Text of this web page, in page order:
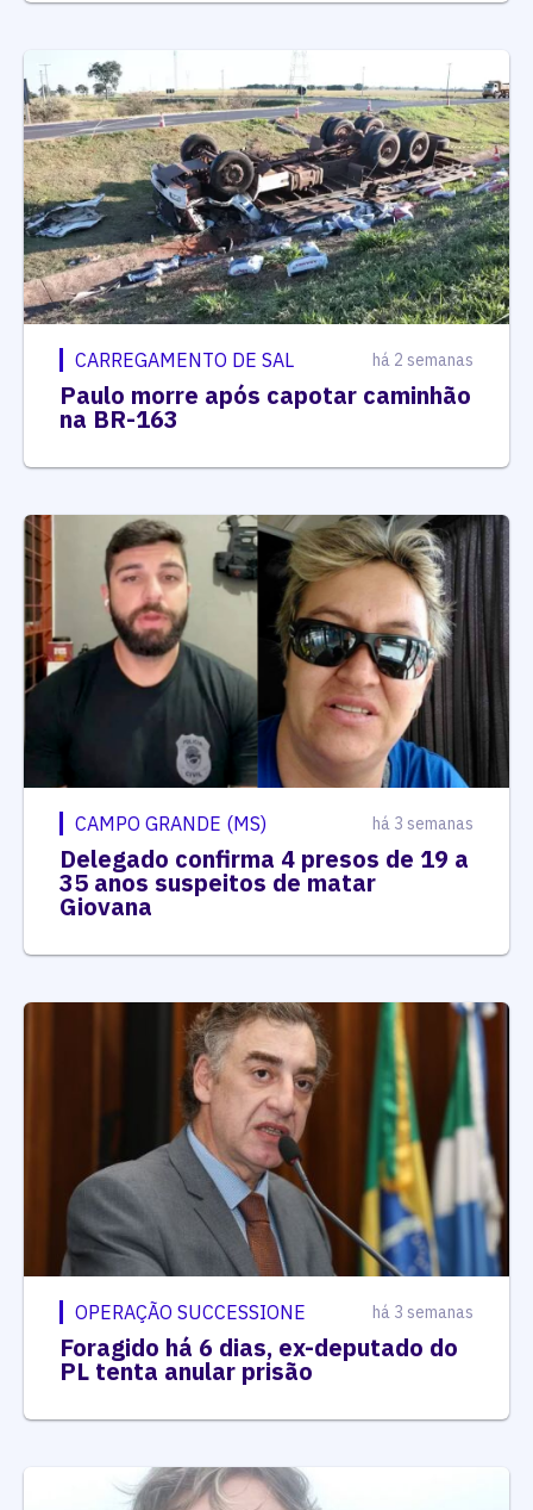
CARREGAMENTO DE SAL há 2 semanas
Paulo morre após capotar caminhão
na BR-163
CAMPO GRANDE (MS) há 3 semanas
Delegado confirma 4 presos de 19 a
35 anos suspeitos de matar
Giovana
OPERAÇÃO SUCCESSIONE há 3 semanas
Foragido há 6 dias, ex-deputado do
PL tenta anular prisão